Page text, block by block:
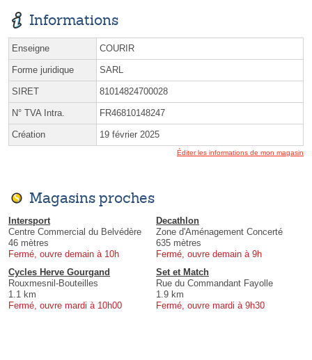
Informations
Enseigne COURIR
Forme juridique SARL
SIRET 81014824700028
N° TVA Intra. FR46810148247
Création 19 février 2025
Éditer les informations de mon magasin
Magasins proches
Intersport
Centre Commercial du Belvédère
46 mètres
Fermé, ouvre demain à 10h
Decathlon
Zone d'Aménagement Concerté
635 mètres
Fermé, ouvre demain à 9h
Cycles Herve Gourgand
Rouxmesnil-Bouteilles
1.1 km
Fermé, ouvre mardi à 10h00
Set et Match
Rue du Commandant Fayolle
1.9 km
Fermé, ouvre mardi à 9h30